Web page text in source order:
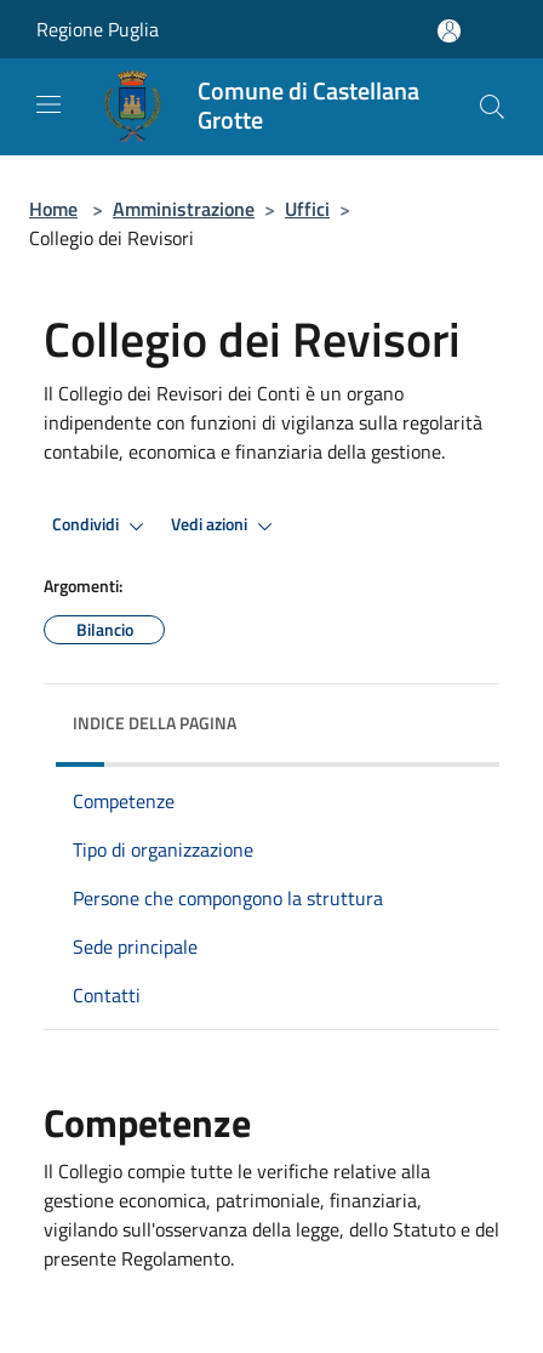
Regione Puglia
Comune di Castellana
Grotte
Home > Amministrazione > Uffici >
Collegio dei Revisori
Collegio dei Revisori
Il Collegio dei Revisori dei Conti è un organo
indipendente con funzioni di vigilanza sulla regolarità
contabile, economica e finanziaria della gestione.
Condividi Vedi azioni
Argomenti:
Bilancio
INDICE DELLA PAGINA
Competenze
Tipo di organizzazione
Persone che compongono la struttura
Sede principale
Contatti
Competenze
Il Collegio compie tutte le verifiche relative alla
gestione economica, patrimoniale, finanziaria,
vigilando sull'osservanza della legge, dello Statuto e del
presente Regolamento.